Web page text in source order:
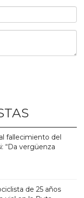
fallecimiento del
“Da vergüenza
de 25 años